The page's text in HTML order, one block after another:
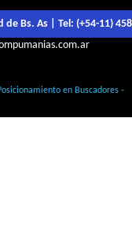
de Bs. As | Tel: (+54-11)
en Buscadores -